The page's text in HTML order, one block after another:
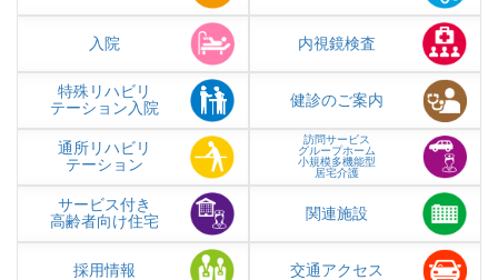
入院 内視鏡検査
特殊リハビリ
テーション入院
健診のご案内
通所リハビリ
テーション
訪問サービス
グループホーム
小規模多機能型
居宅介護
サービス付き
高齢者向け住宅
関連施設
採用情報 交通アクセス